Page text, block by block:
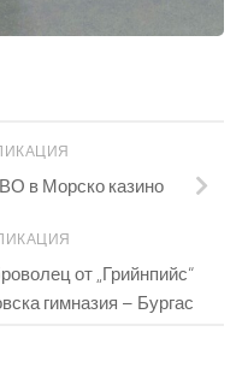
в Морско казино
от „Грийнпийс“
гимназия – Бургас